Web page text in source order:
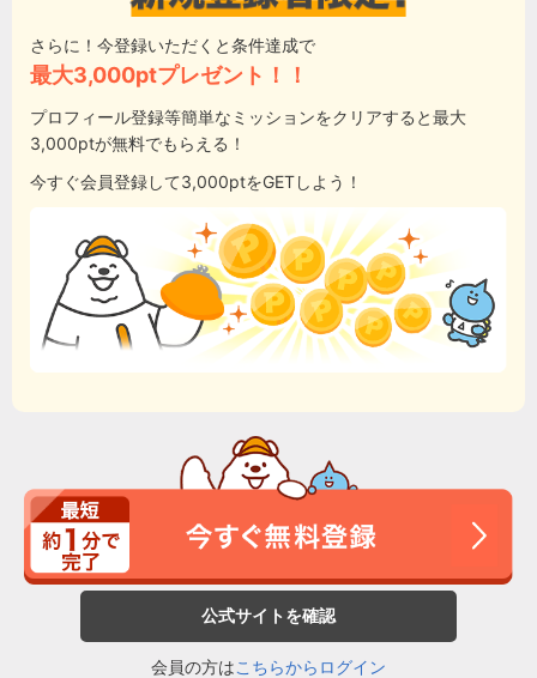
さらに！今登録いただくと条件達成で
最大3,000ptプレゼント！！
プロフィール登録等簡単なミッションをクリアすると最大
3,000ptが無料でもらえる！
今すぐ会員登録して3,000ptをGETしよう！
公式サイトを確認
会員の方はこちらからログイン